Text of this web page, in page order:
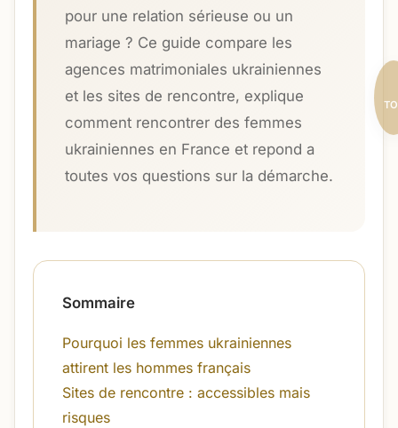
pour une relation sérieuse ou un
mariage ? Ce guide compare les
agences matrimoniales ukrainiennes
et les sites de rencontre, explique
comment rencontrer des femmes
ukrainiennes en France et repond a
toutes vos questions sur la démarche.
Sommaire
Pourquoi les femmes ukrainiennes
attirent les hommes français
Sites de rencontre : accessibles mais
risques